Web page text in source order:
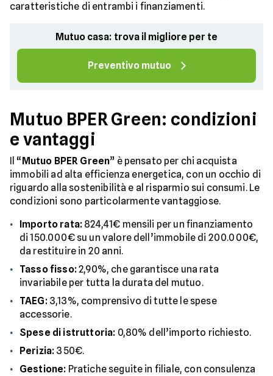
caratteristiche di entrambi i finanziamenti.
Mutuo casa: trova il migliore per te
Preventivo mutuo
Mutuo BPER Green: condizioni
e vantaggi
Il “ Mutuo BPER Green” è pensato per chi acquista
immobili ad alta efficienza energetica, con un occhio di
riguardo alla sostenibilità e al risparmio sui consumi. Le
condizioni sono particolarmente vantaggiose.
Importo rata: 824,41€ mensili per un finanziamento
di 150.000€ su un valore dell’immobile di 200.000€,
da restituire in 20 anni.
Tasso fisso:2,90%, che garantisce una rata
invariabile per tutta la durata del mutuo.
TAEG:3,13%, comprensivo di tutte le spese
accessorie.
Spese di istruttoria: 0,80% dell’importo richiesto.
Perizia: 350€.
Gestione: Pratiche seguite in filiale, con consulenza